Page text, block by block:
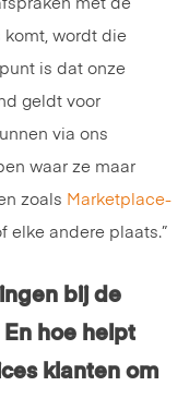
met de
komt, wordt die
is dat onze
geldt voor
via ons
waar ze maar
zoals Marketplace-
elke andere plaats.”
bij de
hoe helpt
klanten om